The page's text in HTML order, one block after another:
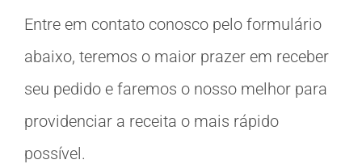
Entre em contato conosco pelo formulário
abaixo, teremos o maior prazer em receber
seu pedido e faremos o nosso melhor para
providenciar a receita o mais rápido
possível.